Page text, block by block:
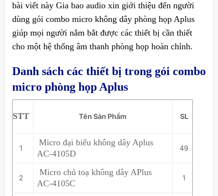
bài viết này Gia bao audio xin giới thiệu đến người
dùng gói combo micro không dây phòng họp Aplus
giúp mọi người nắm bắt được các thiết bị cần thiết
cho một hệ thống âm thanh phòng họp hoàn chỉnh.
Danh sách các thiết bị trong gói combo
micro phòng họp Aplus
STT Tên Sản Phẩm SL
1
Micro đại biểu không dây Aplus
AC-4105D
49
2
Micro chủ toạ không dây APlus
AC-4105C
1